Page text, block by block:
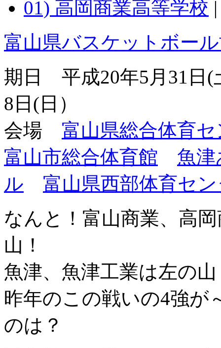
01) 高岡商業高等学校
富山県バスケットボー
期日 平成20年5月31日(
8日(日）
会場 富山県総合体育
富山市総合体育館
魚
ル
富山県西部体育セ
なんと！富山商業、高
山！
魚津、魚津工業は左の山
昨年のこの戦いの4強が
のは？